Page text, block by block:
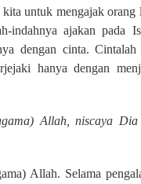
untuk mengajak orang
indahnya ajakan pada
dengan cinta.
hanya dengan
Allah, niscaya
Allah. Selama